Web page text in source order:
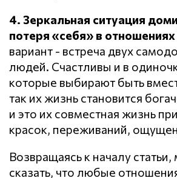
4. Зеркальная ситуация
потеря «себя» в отношениях
вариант - встреча двух
людей. Счастливы и в
которые выбирают быть
так их жизнь становится
и это их совместная жизнь
красок, переживаний,
Возвращаясь к началу статьи,
сказать, что любые